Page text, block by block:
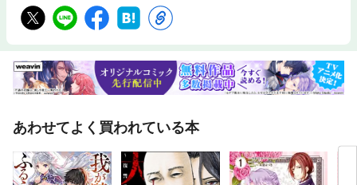
あわせてよく買われている本